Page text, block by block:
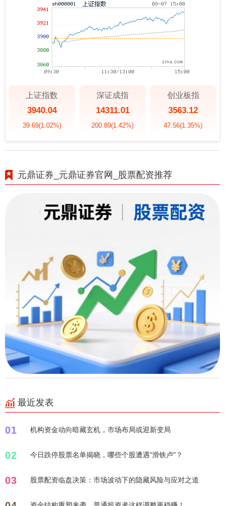
上证指数
3940.04
39.69(1.02%)
深证成指
14311.01
200.89(1.42%)
创业板指
3563.12
47.56(1.35%)
元鼎证券_元鼎证券官网_股票配资推荐
最近发表
01 机构资金动向暗藏玄机，市场布局或迎新变局
02 今日跌停股票名单揭晓，哪些个股遭遇“滑铁卢”？
03 股票配资临盘决策：市场波动下的隐藏风险与应对之道